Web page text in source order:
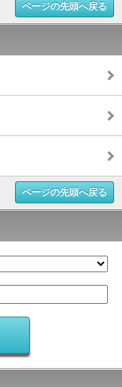
ページの先頭へ戻る
ページの先頭へ戻る